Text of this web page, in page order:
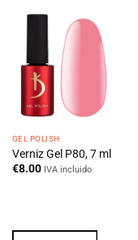
GEL POLISH
Verniz Gel P80, 7 ml
€8.00 IVA incluido